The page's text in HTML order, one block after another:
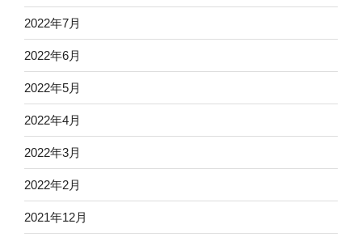
2022年7月
2022年6月
2022年5月
2022年4月
2022年3月
2022年2月
2021年12月